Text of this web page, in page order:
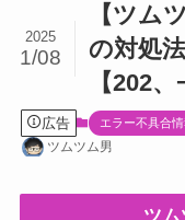
【ツム
の対処
【202
2025
1/08
広告 エラー不具合情
ツムツム男